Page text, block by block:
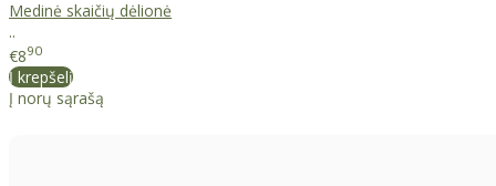
Medinė skaičių dėlionė
..
€890
Į krepšelį
Į norų sąrašą